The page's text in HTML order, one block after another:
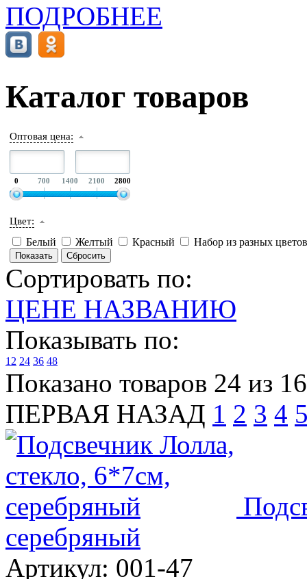
ПОДРОБНЕЕ
Каталог товаров
Оптовая цена:
0 700 1400 2100 2800
Цвет:
Белый Желтый Красный Набор из разных
Сортировать по:
ЦЕНЕ НАЗВАНИЮ
Показывать по:
12 24 36 48
Показано товаров 24 из
ПЕРВАЯ НАЗАД 1 2 3 4
серебряный
Артикул: 001-47